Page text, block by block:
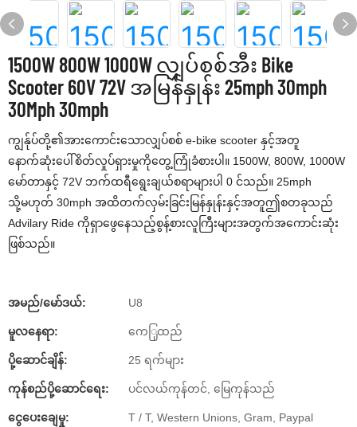
1500W 800W 1000W လျှပ်စစ်အီး Bike
Scooter 60V 72V အမြန်နှုန်း 25mph 30mph
30Mph 30mph
ကျွန်ုပ်တို့၏အားကောင်းသောလျှပ်စစ် e-bike scooter နှင့်အတူ
နောက်ဆုံးပေါ်စိတ်လှုပ်ရှားမှုကိုတွေ့ကြုံခံစားပါ။ 1500W, 800W, 1000W
မော်တာနှင့် 72V ဘက်ထရီရွေးချယ်စရာများပါ 0 င်သည်။ 25mph
သို့မဟုတ် 30mph အထိတက်လှမ်းခြင်းမြန်နှုန်းနှင့်အတူဤစတခုသည်
Advilary Ride ကိုရှာဖွေနေသည့်စွန့်စားလူကြီးများအတွက်အကောင်းဆုံး
ဖြစ်သည်။
အမည်/မော်ဒယ်: U8
မူလနေရာ: ကေြှထည်
ပို့ဆောင်ချိန်: 25 ရက်များ
ကုန်စည်ပို့ဆောင်ရေး: ပင်လယ်ကုန်တင်, မြေကုန်သည်
ငွေပေးချေမှု: T / T, Western Unions, Gram, Paypal